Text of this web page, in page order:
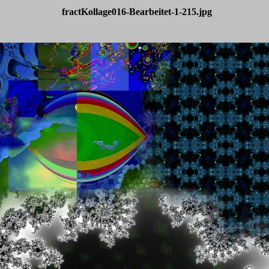
fractKollage016-Bearbeitet-1-215.jpg